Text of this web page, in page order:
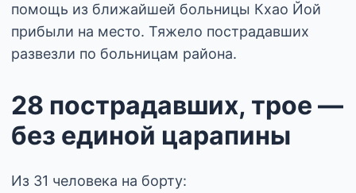
помощь из ближайшей больницы Кхао Йой
прибыли на место. Тяжело пострадавших
развезли по больницам района.
28 пострадавших, трое —
без единой царапины
Из 31 человека на борту: